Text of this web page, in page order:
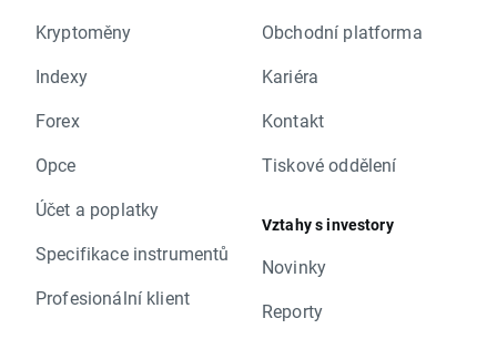
Kryptoměny
Indexy
Forex
Opce
Účet a poplatky
Specifikace instrumentů
Profesionální klient
Obchodní platforma
Kariéra
Kontakt
Tiskové oddělení
Vztahy s investory
Novinky
Reporty